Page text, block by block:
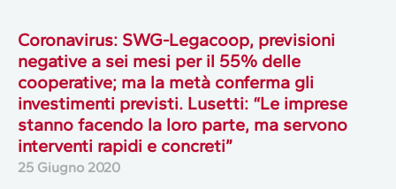
Coronavirus: SWG-Legacoop, previsioni
negative a sei mesi per il 55% delle
cooperative; ma la metà conferma gli
investimenti previsti. Lusetti: “Le imprese
stanno facendo la loro parte, ma servono
interventi rapidi e concreti”
25 Giugno 2020